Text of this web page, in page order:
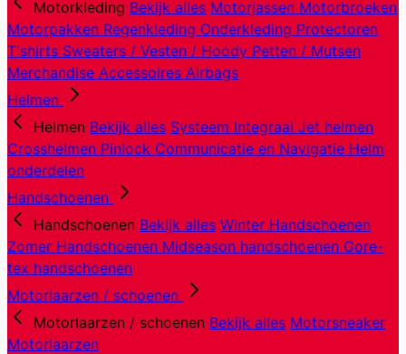
Motorkleding Bekijk alles Motorjassen Motorbroeken
Motorpakken Regenkleding Onderkleding Protectoren
T'shirts Sweaters / Vesten / Hoody Petten / Mutsen
Merchandise Accessoires Airbags
Helmen
Helmen Bekijk alles Systeem Integraal Jet helmen
Crosshelmen Pinlock Communicatie en Navigatie Helm
onderdelen
Handschoenen
Handschoenen Bekijk alles Winter Handschoenen
Zomer Handschoenen Midseason handschoenen Gore-
tex handschoenen
Motorlaarzen / schoenen
Motorlaarzen / schoenen Bekijk alles Motorsneaker
Motorlaarzen